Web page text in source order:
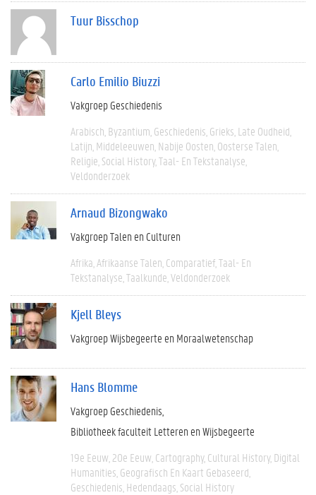
Tuur Bisschop
Carlo Emilio Biuzzi
Vakgroep Geschiedenis
Arabisch Byzantium Geschiedenis Grieks Late Oudheid
Latijn Middeleeuwen Nabije Oosten Oosterse Talen
Religie Social History Taal- En Tekstanalyse
Veldonderzoek
Arnaud Bizongwako
Vakgroep Talen en Culturen
Afrika Afrikaanse Talen Comparatief Taal- En
Tekstanalyse Taalkunde Veldonderzoek
Kjell Bleys
Vakgroep Wijsbegeerte en Moraalwetenschap
Hans Blomme
Vakgroep Geschiedenis
Bibliotheek faculteit Letteren en Wijsbegeerte
19e Eeuw 20e Eeuw Cartography Cultural History Digital
Humanities Geografisch En Kaart Gebaseerd
Geschiedenis Hedendaags Social History